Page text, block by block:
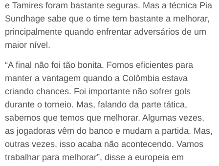
e Tamires foram bastante seguras. Mas a técnica Pia
Sundhage sabe que o time tem bastante a melhorar,
principalmente quando enfrentar adversários de um
maior nível.
“A final não foi tão bonita. Fomos eficientes para
manter a vantagem quando a Colômbia estava
criando chances. Foi importante não sofrer gols
durante o torneio. Mas, falando da parte tática,
sabemos que temos que melhorar. Algumas vezes,
as jogadoras vêm do banco e mudam a partida. Mas,
outras vezes, isso acaba não acontecendo. Vamos
trabalhar para melhorar”, disse a europeia em